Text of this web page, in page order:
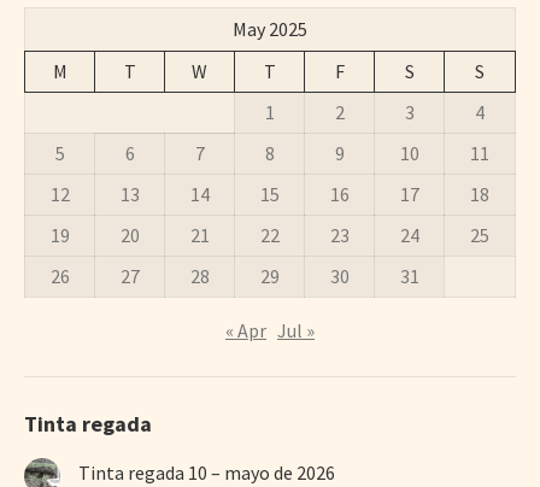
May 2025
M
T W T F S
S
1
2 3
4
5
6 7 8 9 10
11
12
13 14 15 16 17
18
19
20 21 22 23 24
25
26
27 28 29 30 31
« Apr Jul »
Tinta regada
Tinta regada 10 – mayo de 2026